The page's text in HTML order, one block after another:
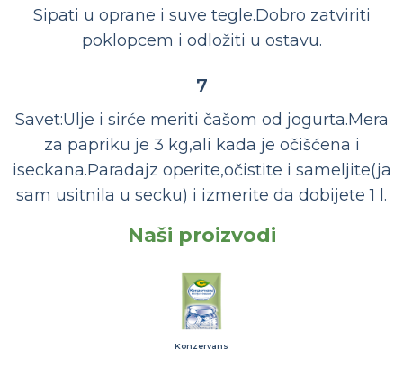
Sipati u oprane i suve tegle.Dobro zatviriti
poklopcem i odložiti u ostavu.
7
Savet:Ulje i sirće meriti čašom od jogurta.Mera
za papriku je 3 kg,ali kada je očišćena i
iseckana.Paradajz operite,očistite i sameljite(ja
sam usitnila u secku) i izmerite da dobijete 1 l.
Naši proizvodi
Konzervans